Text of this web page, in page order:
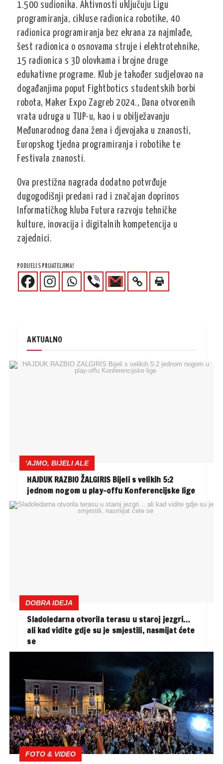
1.500 sudionika. Aktivnosti uključuju Ligu
programiranja, cikluse radionica robotike, 40
radionica programiranja bez ekrana za najmlađe,
šest radionica o osnovama struje i elektrotehnike,
15 radionica s 3D olovkama i brojne druge
edukativne programe. Klub je također sudjelovao na
događanjima poput Fightbotics studentskih borbi
robota, Maker Expo Zagreb 2024., Dana otvorenih
vrata udruga u TUP-u, kao i u obilježavanju
Međunarodnog dana žena i djevojaka u znanosti,
Europskog tjedna programiranja i robotike te
Festivala znanosti.
Ova prestižna nagrada dodatno potvrđuje
dugogodišnji predani rad i značajan doprinos
Informatičkog kluba Futura razvoju tehničke
kulture, inovacija i digitalnih kompetencija u
zajednici.
PODIJELI S PRIJATELJIMA!
AKTUALNO
'AJMO, BIJELI ALE
HAJDUK RAZBIO ŽALGIRIS Bijeli s velikih 5:2
jednom nogom u play-offu Konferencijske lige
DOBRA IDEJA
Sladoledarna otvorila terasu u staroj jezgri…
ali kad vidite gdje su je smjestili, nasmijat ćete
se
FOTO & VIDEO